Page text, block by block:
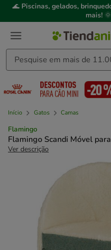
3,
mensagem,
🌊 Piscinas, gelados,
mais! 🌞
Início Gatos Camas
Flamingo
Flamingo Scandi Móvel
Ver descrição